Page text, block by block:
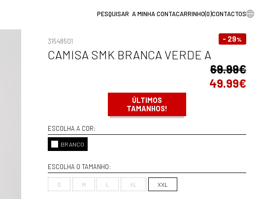
A MINHA CONTACARRINHO(0)CONTACTOS
- 29%
31548501
CAMISA SMK BRANCA VERDE A
69.99€
49.99€
ÚLTIMOS
TAMANHOS!
ESCOLHA A COR:
BRANCO
ESCOLHA O TAMANHO:
S M L XL XXL